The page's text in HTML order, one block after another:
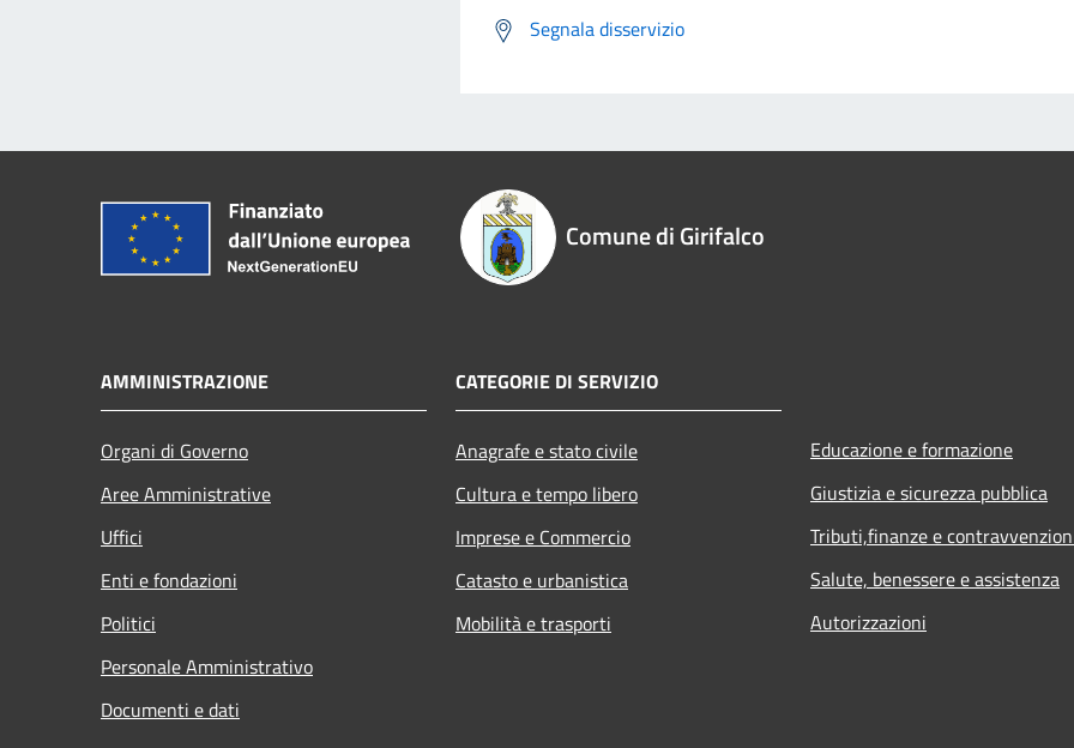
Segnala disservizio
Comune di Girifalco
AMMINISTRAZIONE
Organi di Governo
Aree Amministrative
Uffici
Enti e fondazioni
Politici
Personale Amministrativo
Documenti e dati
CATEGORIE DI SERVIZIO
Anagrafe e stato civile
Cultura e tempo libero
Imprese e Commercio
Catasto e urbanistica
Mobilità e trasporti
Educazione e formazione
Giustizia e sicurezza pubblica
Tributi,finanze e
Salute, benessere e assistenza
Autorizzazioni